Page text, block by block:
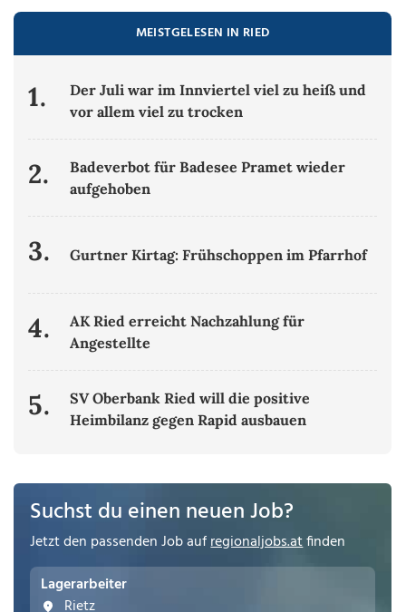
MEISTGELESEN IN RIED
1.
Der Juli war im Innviertel viel zu heiß und
vor allem viel zu trocken
2.
Badeverbot für Badesee Pramet wieder
aufgehoben
3. Gurtner Kirtag: Frühschoppen im Pfarrhof
4.
AK Ried erreicht Nachzahlung für
Angestellte
5.
SV Oberbank Ried will die positive
Heimbilanz gegen Rapid ausbauen
Suchst du einen neuen Job?
Jetzt den passenden Job aufregionaljobs.atfinden
Lagerarbeiter
Rietz